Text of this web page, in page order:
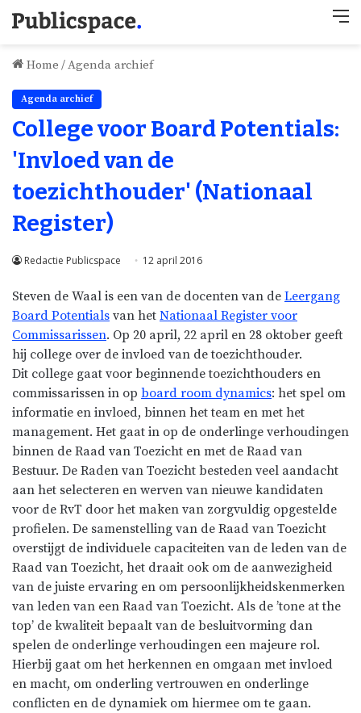
Home /Agenda archief
Agenda archief
College voor Board Potentials:
'Invloed van de
toezichthouder' (Nationaal
Register)
Redactie Publicspace 12 april 2016
Steven de Waal is een van de docenten van de Leergang
Board Potentials van het Nationaal Register voor
Commissarissen. Op 20 april, 22 april en 28 oktober geeft
hij college over de invloed van de toezichthouder.
Dit college gaat voor beginnende toezichthouders en
commissarissen in op board room dynamics: het spel om
informatie en invloed, binnen het team en met het
management. Het gaat in op de onderlinge verhoudingen
binnen de Raad van Toezicht en met de Raad van
Bestuur. De Raden van Toezicht besteden veel aandacht
aan het selecteren en werven van nieuwe kandidaten
voor de RvT door het maken van zorgvuldig opgestelde
profielen. De samenstelling van de Raad van Toezicht
overstijgt de individuele capaciteiten van de leden van de
Raad van Toezicht, het draait ook om de aanwezigheid
van de juiste ervaring en om persoonlijkheidskenmerken
van leden van een Raad van Toezicht. Als de ’tone at the
top’ de kwaliteit bepaalt van de besluitvorming dan
spelen de onderlinge verhoudingen een majeure rol.
Hierbij gaat om het herkennen en omgaan met invloed
en macht, om onderling vertrouwen en onderlinge
conflicten en de dynamiek om hiermee om te gaan.